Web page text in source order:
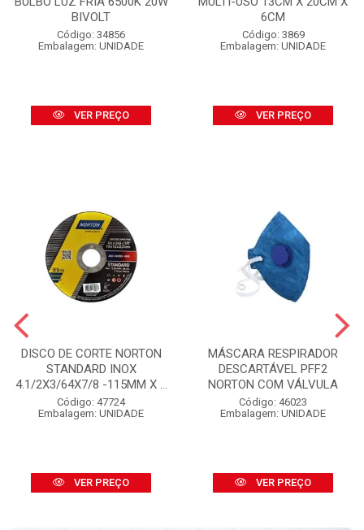
BIVOLT
Código: 34856
Embalagem: UNIDADE
VER PREÇO
6CM
Código: 3869
Embalagem: UNIDADE
VER PREÇO
DISCO DE CORTE NORTON
STANDARD INOX
4.1/2X3/64X7/8 -115MM X ...
Código: 47724
Embalagem: UNIDADE
VER PREÇO
MÁSCARA RESPIRADOR
DESCARTÁVEL PFF2
NORTON COM VÁLVULA
Código: 46023
Embalagem: UNIDADE
VER PREÇO